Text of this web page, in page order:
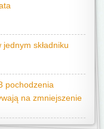
jednym składniku
pochodzenia
na zmniejszenie